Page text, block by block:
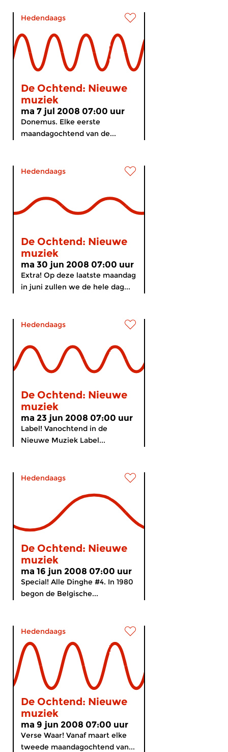
Hedendaags
De Ochtend: Nieuwe
muziek
ma 7 jul 2008 07:00 uur
Donemus. Elke eerste
maandagochtend van de...
Hedendaags
De Ochtend: Nieuwe
muziek
ma 30 jun 2008 07:00 uur
Extra! Op deze laatste maandag
in juni zullen we de hele dag...
Hedendaags
De Ochtend: Nieuwe
muziek
ma 23 jun 2008 07:00 uur
Label! Vanochtend in de
Nieuwe Muziek Label...
Hedendaags
De Ochtend: Nieuwe
muziek
ma 16 jun 2008 07:00 uur
Special! Alle Dinghe #4. In 1980
begon de Belgische...
Hedendaags
De Ochtend: Nieuwe
muziek
ma 9 jun 2008 07:00 uur
Verse Waar! Vanaf maart elke
tweede maandagochtend van...